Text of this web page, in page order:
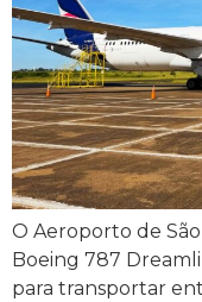
O Aeroporto de
Boeing 787
para transportar